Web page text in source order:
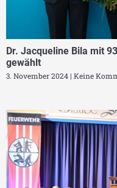
Dr. Jacqueline Bila mit
gewählt
3. November 2024 Keine